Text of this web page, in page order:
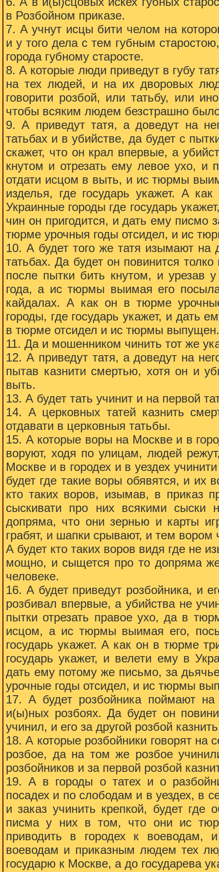
в Розбойном приказе.
7. А учнут исцы бити челом на
и у того дела с тем губным
города губному старосте.
8. А которые люди приведут в губу
на тех людей, и на их дворовых
говорити розбой, или татьбу, или
чтобы всяким людем безстрашно
9. А приведут татя, а доведут на
татьбах и в убийстве, да будет с
скажет, что он крал впервые, а
кнутом и отрезать ему левое ухо, и
отдати исцом в выть, и ис тюрмы
изделья, где государь укажет. А
Украинные городы где государь
чин он пригодится, и дать ему писмо
тюрме урочныя годы отсидел, и ис
10. А будет того же татя изымают на
татьбах. Да будет он повинится
после пытки бить кнутом, и урезав
года, а ис тюрмы выимая его
кайдалах. А как он в тюрме
городы, где государь укажет, и дать
в тюрме отсидел и ис тюрмы выпущен.
11. Да и мошенником чинить тот же
12. А приведут татя, а доведут на
пытав казнити смертью, хотя он и
выть.
13. А будет тать учинит и на первой
14. А церковных татей казнить
отдавати в церковныя татьбы.
15. А которые воры на Москве и в
воруют, ходя по улицам, людей
Москве и в городех и в уездех
будет где такие воры обявятся, и их
кто таких воров, изымав, в приказ
сыскивати про них всякими сыски
допряма, что они зернью и карты
грабят, и шапки срывают, и тем вором
А будет кто таких воров видя где не
мощно, и сыщется про то допряма
человеке.
16. А будет приведут розбойника, и
розбивал впервые, а убийства не
пытки отрезать правое ухо, да в
исцом, а ис тюрмы выимая его,
государь укажет. А как он в тюрме
государь укажет, и велети ему в
дать ему потому же письмо, за
урочные годы отсидел, и ис тюрмы
17. А будет розбойника поймают
и(ы)ных розбоях. Да будет он
учинил, и его за другой розбой
18. А которые розбойники говорят
розбое, да на том же розбое
розбойников и за первой розбой
19. А в городы о татех и о
посадех и по слободам и в уездех, в
и заказ учинить крепкой, будет
писма у них в том, что они ис
приводить в городех к
воеводам и приказным людем тех
государю к Москве, а до государева